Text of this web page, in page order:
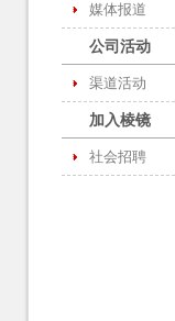
媒体报道
公司活动
渠道活动
加入棱镜
社会招聘